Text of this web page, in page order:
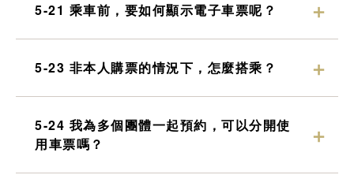
5-21 乘車前，要如何顯示電子車票呢？
5-23 非本人購票的情況下，怎麼搭乘？
5-24 我為多個團體一起預約，可以分開使
用車票嗎？